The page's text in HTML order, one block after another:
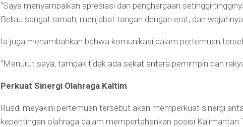
“Saya menyampaikan apresiasi dan penghargaan setinggi-
Beliau sangat ramah, menjabat tangan dengan erat, dan
Ia juga menambahkan bahwa komunikasi dalam pertemuan
“Menurut saya, tampak tidak ada sekat antara pemimpin dan
Perkuat Sinergi Olahraga Kaltim
Rusdi meyakini pertemuan tersebut akan memperkuat sinergi
kepentingan olahraga dalam mempertahankan posisi